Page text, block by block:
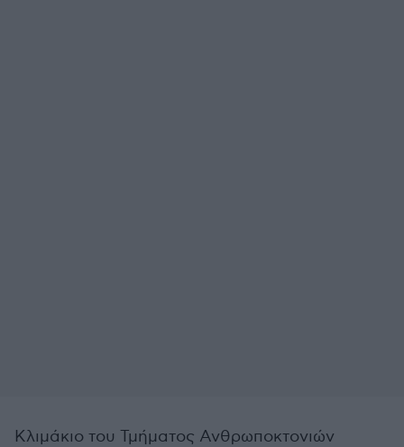
Κλιμάκιο του Τμήματος Ανθρωποκτονιών